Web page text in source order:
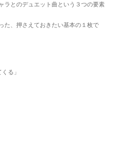
ラとのデュエット曲という３つの要素
た、押さえておきたい基本の１枚で
る」